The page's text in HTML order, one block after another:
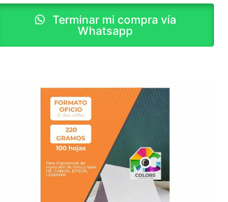
Terminar mi compra vía
Whatsapp